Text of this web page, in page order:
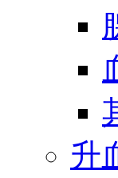
升